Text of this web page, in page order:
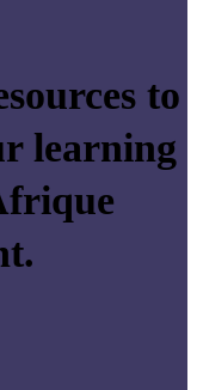
to
learning